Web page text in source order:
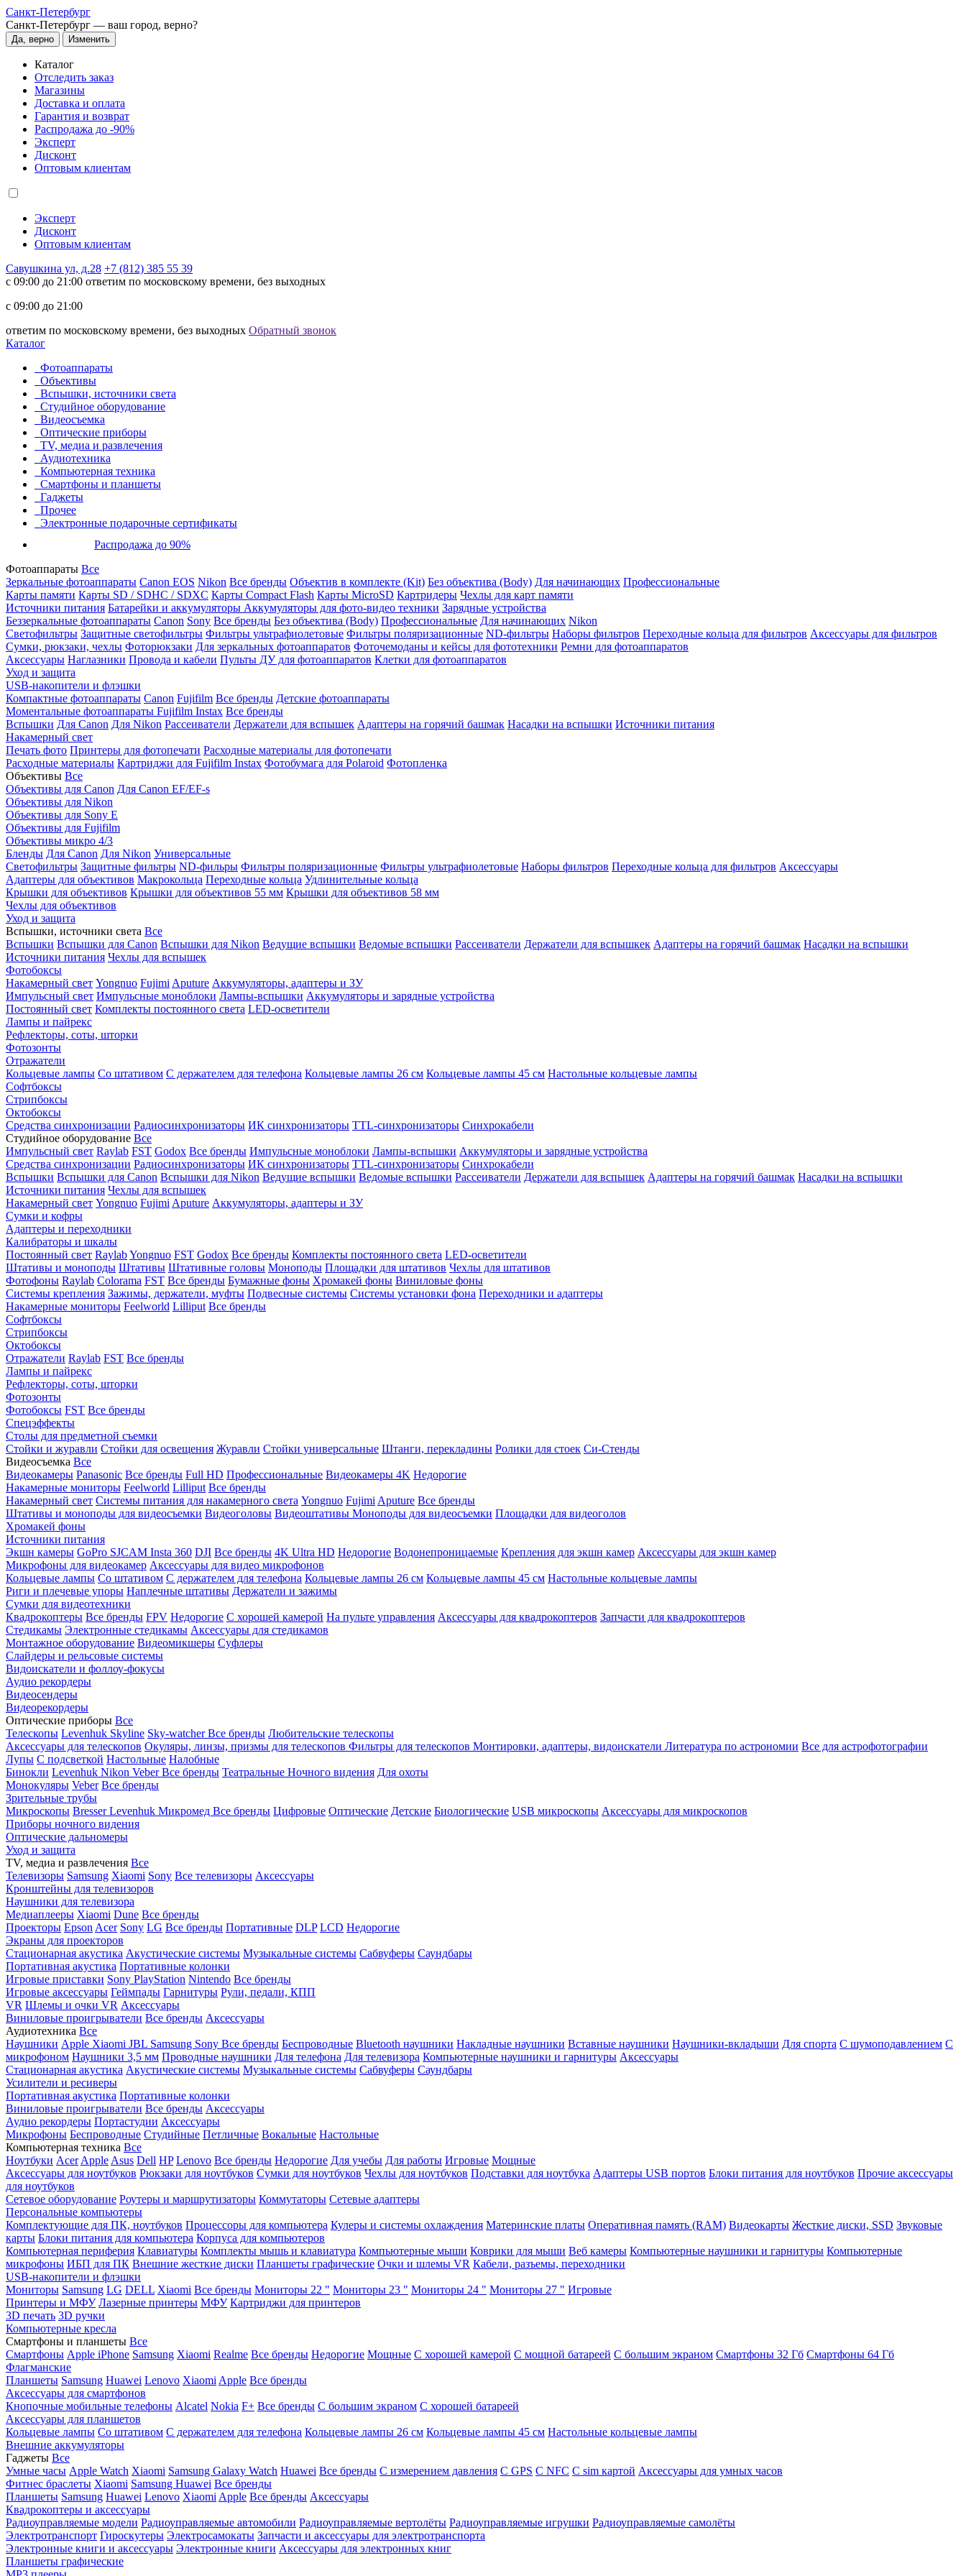
Санкт-Петербург
Санкт-Петербург — ваш город, верно?
Да, верно Изменить
Каталог
Отследить заказ
Магазины
Доставка и оплата
Гарантия и возврат
Распродажа до -90%
Эксперт
Дисконт
Оптовым клиентам
Эксперт
Дисконт
Оптовым клиентам
Савушкина ул, д.28 +7 (812) 385 55 39
c 09:00 до 21:00 ответим по московскому времени, без выходных
c 09:00 до 21:00
ответим по московскому времени, без выходных Обратный звонок
Каталог
Фотоаппараты
Объективы
Вспышки, источники света
Студийное оборудование
Видеосъемка
Оптические приборы
TV, медиа и развлечения
Аудиотехника
Компьютерная техника
Смартфоны и планшеты
Гаджеты
Прочее
Электронные подарочные сертификаты
Распродажа до 90%
Фотоаппараты Все
Зеркальные фотоаппараты Canon EOS Nikon Все бренды Объектив в комплекте (Kit) Без объектива (Body) Для начинающих Профессиональные
Карты памяти Карты SD / SDHC / SDXC Карты Compact Flash Карты MicroSD Картридеры Чехлы для карт памяти
Источники питания Батарейки и аккумуляторы Аккумуляторы для фото-видео техники Зарядные устройства
Беззеркальные фотоаппараты Canon Sony Все бренды Без объектива (Body) Профессиональные Для начинающих Nikon
Светофильтры Защитные светофильтры Фильтры ультрафиолетовые Фильтры поляризационные ND-фильтры Наборы фильтров Переходные кольца для фильтров Аксессуары для фильтров
Сумки, рюкзаки, чехлы Фоторюкзаки Для зеркальных фотоаппаратов Фоточемоданы и кейсы для фототехники Ремни для фотоаппаратов
Аксессуары Наглазники Провода и кабели Пульты ДУ для фотоаппаратов Клетки для фотоаппаратов
Уход и защита
USB-накопители и флэшки
Компактные фотоаппараты Canon Fujifilm Все бренды Детские фотоаппараты
Моментальные фотоаппараты Fujifilm Instax Все бренды
Вспышки Для Canon Для Nikon Рассеиватели Держатели для вспышек Адаптеры на горячий башмак Насадки на вспышки Источники питания
Накамерный свет
Печать фото Принтеры для фотопечати Расходные материалы для фотопечати
Расходные материалы Картриджи для Fujifilm Instax Фотобумага для Polaroid Фотопленка
Объективы Все
Объективы для Canon Для Canon EF/EF-s
Объективы для Nikon
Объективы для Sony E
Объективы для Fujifilm
Объективы микро 4/3
Бленды Для Canon Для Nikon Универсальные
Светофильтры Защитные фильтры ND-фильры Фильтры поляризационные Фильтры ультрафиолетовые Наборы фильтров Переходные кольца для фильтров Аксессуары
Адаптеры для объективов Макрокольца Переходные кольца Удлинительные кольца
Крышки для объективов Крышки для объективов 55 мм Крышки для объективов 58 мм
Чехлы для объективов
Уход и защита
Вспышки, источники света Все
Вспышки Вспышки для Canon Вспышки для Nikon Ведущие вспышки Ведомые вспышки Рассеиватели Держатели для вспышкек Адаптеры на горячий башмак Насадки на вспышки
Источники питания Чехлы для вспышек
Фотобоксы
Накамерный свет Yongnuo Fujimi Aputure Аккумуляторы, адаптеры и ЗУ
Импульсный свет Импульсные моноблоки Лампы-вспышки Аккумуляторы и зарядные устройства
Постоянный свет Комплекты постоянного света LED-осветители
Лампы и пайрекс
Рефлекторы, соты, шторки
Фотозонты
Отражатели
Кольцевые лампы Со штативом С держателем для телефона Кольцевые лампы 26 см Кольцевые лампы 45 см Настольные кольцевые лампы
Софтбоксы
Стрипбоксы
Октобоксы
Средства синхронизации Радиосинхронизаторы ИК синхронизаторы TTL-синхронизаторы Синхрокабели
Студийное оборудование Все
Импульсный свет Raylab FST Godox Все бренды Импульсные моноблоки Лампы-вспышки Аккумуляторы и зарядные устройства
Средства синхронизации Радиосинхронизаторы ИК синхронизаторы TTL-синхронизаторы Синхрокабели
Вспышки Вспышки для Canon Вспышки для Nikon Ведущие вспышки Ведомые вспышки Рассеиватели Держатели для вспышек Адаптеры на горячий башмак Насадки на вспышки
Источники питания Чехлы для вспышек
Накамерный свет Yongnuo Fujimi Aputure Аккумуляторы, адаптеры и ЗУ
Сумки и кофры
Адаптеры и переходники
Калибраторы и шкалы
Постоянный свет RaylabYongnuo FST Godox Все бренды Комплекты постоянного света LED-осветители
Штативы и моноподы Штативы Штативные головы Моноподы Площадки для штативов Чехлы для штативов
Фотофоны Raylab Colorama FST Все бренды Бумажные фоны Хромакей фоны Виниловые фоны
Системы крепления Зажимы, держатели, муфты Подвесные системы Системы установки фона Переходники и адаптеры
Накамерные мониторы Feelworld Lilliput Все бренды
Софтбоксы
Стрипбоксы
Октобоксы
Отражатели Raylab FST Все бренды
Лампы и пайрекс
Рефлекторы, соты, шторки
Фотозонты
Фотобоксы FST Все бренды
Спецэффекты
Столы для предметной съемки
Стойки и журавли Стойки для освещения Журавли Стойки универсальные Штанги, перекладины Ролики для стоек Си-Стенды
Видеосъемка Все
Видеокамеры Panasonic Все бренды Full HD Профессиональные Видеокамеры 4K Недорогие
Накамерные мониторы Feelworld Lilliput Все бренды
Накамерный свет Системы питания для накамерного света Yongnuo Fujimi Aputure Все бренды
Штативы и моноподы для видеосъемки Видеоголовы Видеоштативы Моноподы для видеосъемки Площадки для видеоголов
Хромакей фоны
Источники питания
Экшн камеры GoPro SJCAM Insta 360 DJI Все бренды 4K Ultra HD Недорогие Водонепроницаемые Крепления для экшн камер Аксессуары для экшн камер
Микрофоны для видеокамер Аксессуары для видео микрофонов
Кольцевые лампы Со штативом C держателем для телефона Кольцевые лампы 26 см Кольцевые лампы 45 см Настольные кольцевые лампы
Риги и плечевые упоры Наплечные штативы Держатели и зажимы
Сумки для видеотехники
Квадрокоптеры Все бренды FPV Недорогие С хорошей камерой На пульте управления Аксессуары для квадрокоптеров Запчасти для квадрокоптеров
Стедикамы Электронные стедикамы Аксессуары для стедикамов
Монтажное оборудование Видеомикшеры Суфлеры
Слайдеры и рельсовые системы
Видоискатели и фоллоу-фокусы
Аудио рекордеры
Видеосендеры
Видеорекордеры
Оптические приборы Все
Телескопы Levenhuk Skyline Sky-watcherВсе бренды Любительские телескопы
Аксессуары для телескопов Окуляры, линзы, призмы для телескопов Фильтры для телескопов Монтировки, адаптеры, видоискатели Литература по астрономии Все для астрофотографии
Лупы С подсветкой Настольные Налобные
Бинокли Levenhuk Nikon VeberВсе бренды Театральные Ночного видения Для охоты
Монокуляры Veber Все бренды
Зрительные трубы
Микроскопы BresserLevenhuk Микромед Все бренды Цифровые Оптические Детские Биологические USB микроскопы Аксессуары для микроскопов
Приборы ночного видения
Оптические дальномеры
Уход и защита
TV, медиа и развлечения Все
Телевизоры Samsung Xiaomi Sony Все телевизоры Аксессуары
Кронштейны для телевизоров
Наушники для телевизора
Медиаплееры Xiaomi Dune Все бренды
Проекторы Epson Acer Sony LG Все бренды Портативные DLP LCD Недорогие
Экраны для проекторов
Стационарная акустика Акустические системы Музыкальные системы Сабвуферы Саундбары
Портативная акустика Портативные колонки
Игровые приставки Sony PlayStation Nintendo Все бренды
Игровые аксессуары Геймпады Гарнитуры Рули, педали, КПП
VR Шлемы и очки VR Аксессуары
Виниловые проигрыватели Все бренды Аксессуары
Аудиотехника Все
Наушники Apple Xiaomi JBL Samsung Sony Все бренды Беспроводные Bluetooth наушники Накладные наушники Вставные наушники Наушники-вкладыши Для спорта С шумоподавлением С
микрофоном Наушники 3,5 мм Проводные наушники Для телефона Для телевизора Компьютерные наушники и гарнитуры Аксессуары
Стационарная акустика Акустические системы Музыкальные системы Сабвуферы Саундбары
Усилители и ресиверы
Портативная акустика Портативные колонки
Виниловые проигрыватели Все бренды Аксессуары
Аудио рекордеры Портастудии Аксессуары
Микрофоны Беспроводные Студийные Петличные Вокальные Настольные
Компьютерная техника Все
Ноутбуки Acer Apple Asus Dell HP Lenovo Все бренды Недорогие Для учебы Для работы Игровые Мощные
Аксессуары для ноутбуков Рюкзаки для ноутбуков Сумки для ноутбуков Чехлы для ноутбуков Подставки для ноутбука Адаптеры USB портов Блоки питания для ноутбуков Прочие аксессуары
для ноутбуков
Сетевое оборудование Роутеры и маршрутизаторы Коммутаторы Сетевые адаптеры
Персональные компьютеры
Комплектующие для ПК, ноутбуков Процессоры для компьютера Кулеры и системы охлаждения Материнские платы Оперативная память (RAM) Видеокарты Жесткие диски, SSD Звуковые
карты Блоки питания для компьютера Корпуса для компьютеров
Компьютерная периферия Клавиатуры Комплекты мышь и клавиатура Компьютерные мыши Коврики для мыши Веб камеры Компьютерные наушники и гарнитуры Компьютерные
микрофоны ИБП для ПК Внешние жесткие диски Планшеты графические Очки и шлемы VR Кабели, разъемы, переходники
USB-накопители и флэшки
Мониторы Samsung LG DELL Xiaomi Все бренды Мониторы 22 " Мониторы 23 " Мониторы 24 " Мониторы 27 " Игровые
Принтеры и МФУ Лазерные принтеры МФУ Картриджи для принтеров
3D печать 3D ручки
Компьютерные кресла
Смартфоны и планшеты Все
Смартфоны Apple iPhone Samsung Xiaomi Realme Все бренды Недорогие Мощные С хорошей камерой С мощной батареей С большим экраном Смартфоны 32 Гб Смартфоны 64 Гб
Флагманские
Планшеты Samsung Huawei Lenovo Xiaomi Apple Все бренды
Аксессуары для смартфонов
Кнопочные мобильные телефоны Alcatel Nokia F+ Все бренды С большим экраном С хорошей батареей
Аксессуары для планшетов
Кольцевые лампы Со штативом C держателем для телефона Кольцевые лампы 26 см Кольцевые лампы 45 см Настольные кольцевые лампы
Внешние аккумуляторы
Гаджеты Все
Умные часы Apple Watch Xiaomi Samsung Galaxy Watch Huawei Все бренды C измерением давления C GPS C NFC C sim картой Аксессуары для умных часов
Фитнес браслеты Xiaomi Samsung Huawei Все бренды
Планшеты Samsung Huawei Lenovo Xiaomi Apple Все бренды Аксессуары
Квадрокоптеры и аксессуары
Радиоуправляемые модели Радиоуправляемые автомобили Радиоуправляемые вертолёты Радиоуправляемые игрушки Радиоуправляемые самолёты
Электротранспорт Гироскутеры Электросамокаты Запчасти и аксессуары для электротранспорта
Электронные книги и аксессуары Электронные книги Аксессуары для электронных книг
Планшеты графические